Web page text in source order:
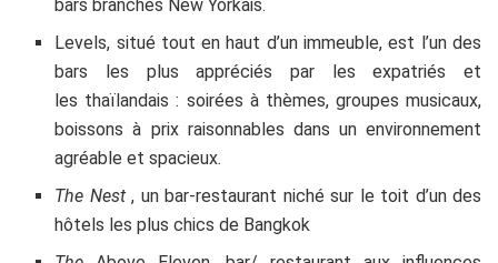
bars branchés New Yorkais.
Levels, situé tout en haut d’un immeuble, est l’un des
bars les plus appréciés par les expatriés et
les thaïlandais : soirées à thèmes, groupes musicaux,
boissons à prix raisonnables dans un environnement
agréable et spacieux.
The Nest, un bar-restaurant niché sur le toit d’un des
hôtels les plus chics de Bangkok